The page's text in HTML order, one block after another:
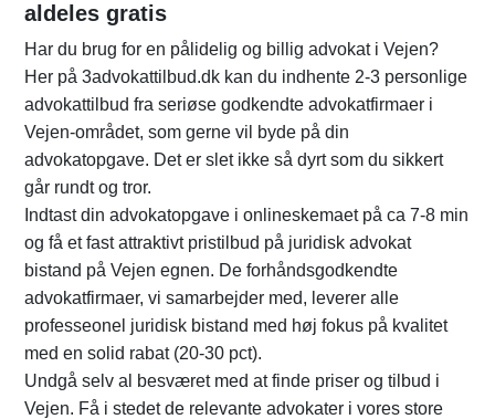
aldeles gratis
Har du brug for en pålidelig og billig advokat i Vejen?
Her på 3advokattilbud.dk kan du indhente 2-3 personlige
advokattilbud fra seriøse godkendte advokatfirmaer i
Vejen-området, som gerne vil byde på din
advokatopgave. Det er slet ikke så dyrt som du sikkert
går rundt og tror.
Indtast din advokatopgave i onlineskemaet på ca 7-8 min
og få et fast attraktivt pristilbud på juridisk advokat
bistand på Vejen egnen. De forhåndsgodkendte
advokatfirmaer, vi samarbejder med, leverer alle
professeonel juridisk bistand med høj fokus på kvalitet
med en solid rabat (20-30 pct).
Undgå selv al besværet med at finde priser og tilbud i
Vejen. Få i stedet de relevante advokater i vores store